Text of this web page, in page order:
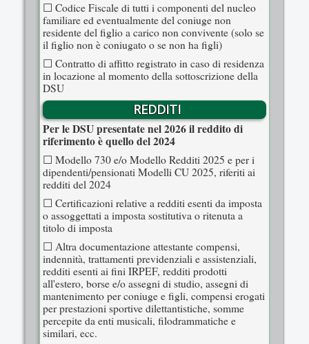
☐ Codice Fiscale di tutti i componenti del nucleo
familiare ed eventualmente del coniuge non
residente del figlio a carico non convivente (solo se
il figlio non è coniugato o se non ha figli)
☐ Contratto di affitto registrato in caso di residenza
in locazione al momento della sottoscrizione della
DSU
REDDITI
Per le DSU presentate nel 2026 il reddito di
riferimento è quello del 2024
☐ Modello 730 e/o Modello Redditi 2025 e per i
dipendenti/pensionati Modelli CU 2025, riferiti ai
redditi del 2024
☐ Certificazioni relative a redditi esenti da imposta
o assoggettati a imposta sostitutiva o ritenuta a
titolo di imposta
☐ Altra documentazione attestante compensi,
indennità, trattamenti previdenziali e assistenziali,
redditi esenti ai fini IRPEF, redditi prodotti
all'estero, borse e/o assegni di studio, assegni di
mantenimento per coniuge e figli, compensi erogati
per prestazioni sportive dilettantistiche, somme
percepite da enti musicali, filodrammatiche e
similari, ecc.